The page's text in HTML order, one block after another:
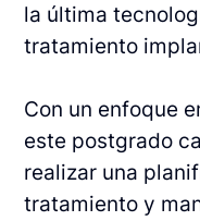
la última
tratamiento
Con un enfoque
este postgrado
realizar una
tratamiento y